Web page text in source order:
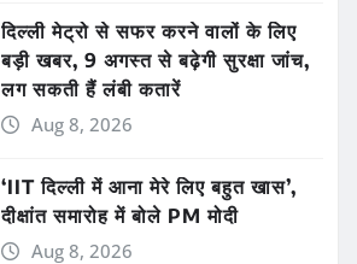
दिल्ली मेट्रो से सफर करने वालों के लिए
बड़ी खबर, 9 अगस्त से बढ़ेगी सुरक्षा जांच,
लग सकती हैं लंबी कतारें
Aug 8, 2026
‘IIT दिल्ली में आना मेरे लिए बहुत खास’,
दीक्षांत समारोह में बोले PM मोदी
Aug 8, 2026